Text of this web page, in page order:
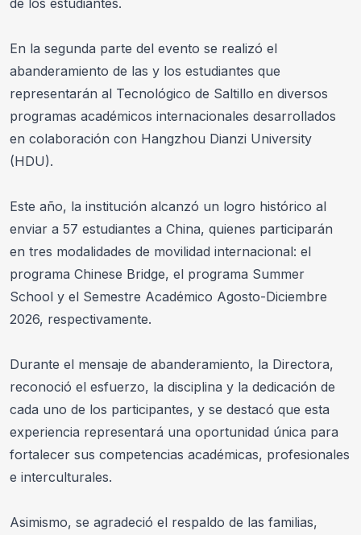
de los estudiantes.
En la segunda parte del evento se realizó el
abanderamiento de las y los estudiantes que
representarán al Tecnológico de Saltillo en diversos
programas académicos internacionales desarrollados
en colaboración con Hangzhou Dianzi University
(HDU).
Este año, la institución alcanzó un logro histórico al
enviar a 57 estudiantes a China, quienes participarán
en tres modalidades de movilidad internacional: el
programa Chinese Bridge, el programa Summer
School y el Semestre Académico Agosto-Diciembre
2026, respectivamente.
Durante el mensaje de abanderamiento, la Directora,
reconoció el esfuerzo, la disciplina y la dedicación de
cada uno de los participantes, y se destacó que esta
experiencia representará una oportunidad única para
fortalecer sus competencias académicas, profesionales
e interculturales.
Asimismo, se agradeció el respaldo de las familias,